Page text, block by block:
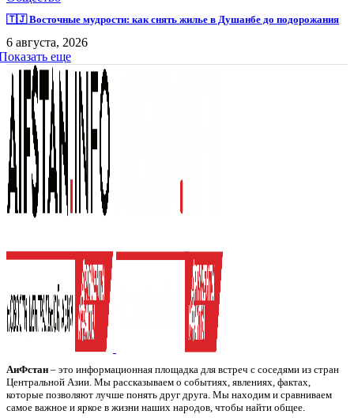
🇹🇯 Восточные мудрости: как снять жилье в Душанбе до подорожания
6 августа, 2026
еще
АиФстан – это информационная площадка для встреч с соседями из стран
Центральной Азии. Мы рассказываем о событиях, явлениях, фактах,
которые позволяют лучше понять друг друга. Мы находим и сравниваем
самое важное и яркое в жизни наших народов, чтобы найти общее.